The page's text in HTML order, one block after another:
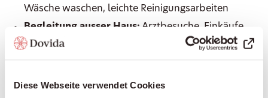
Diese Webseite verwendet Cookies
Wäsche waschen, leichte Reinigungsarbeiten
Begleitung ausser Haus: Arztbesuche, Einkäufe,
Spaziergänge, Kulturveranstaltungen – immer an
Ihrer Seite
gesunde Ernährung nach Ihrem Geschmack